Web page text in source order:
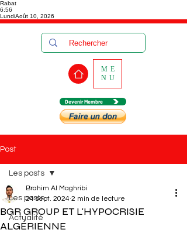
Rabat
6:56
LundiAoût 10, 2026
Devenir Membre
ME
NU
Post
Les posts
Actualité
Les posts
BGR GROUP ET L'HYPOCRISIE
ALGÉRIENNE
Brahim Al Maghribi
24 sept. 2024 2 min de lecture